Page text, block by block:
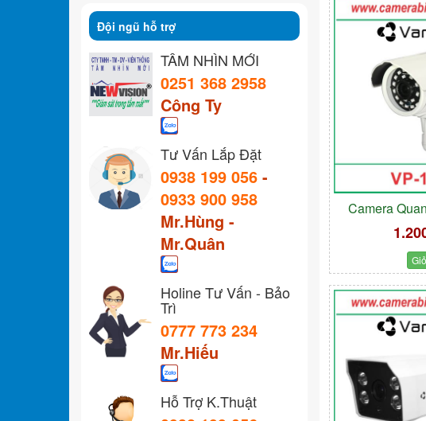
Camera
Đội ngũ hỗ trợ
TẦM NHÌN MỚI
0251 368 2958
Công Ty
Tư Vấn Lắp Đặt
0938 199 056 -
0933 900 958
Mr.Hùng -
Mr.Quân
Holine Tư Vấn - Bảo
Trì
0777 773 234
Mr.Hiếu
Hỗ Trợ K.Thuật